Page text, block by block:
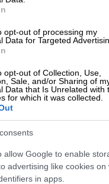
opt-out of processing my
Data for Targeted
opt-out of Collection, Use,
Sale, and/or Sharing of
Data that Is Unrelated with
for which it was collected.
allow Google to enable
advertising like cookies on
in apps.
και
περίπτωση,
μέσα σε
γκαραζόπορτα,
δύο άτομα με
ένα γκρι
το έχουν αρπάξει.